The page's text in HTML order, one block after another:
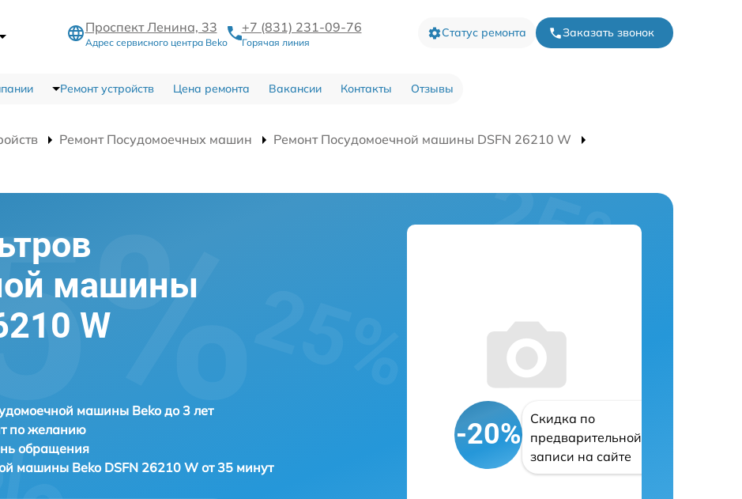
Проспект Ленина, 33
Адрес сервисного центра Beko
+7 (831) 231-09-76
Горячая линия
Статус ремонта Заказать звонок
Ремонт устройств Цена ремонта Вакансии Контакты Отзывы
Ремонт Посудомоечных машин
Ремонт Посудомоечной машины DSFN 26210 W
машины
W
машины Beko до 3 лет
по желанию
обращения
машины Beko DSFN 26210 W от 35 минут
-20%
Скидка по
предварительной
записи на сайте